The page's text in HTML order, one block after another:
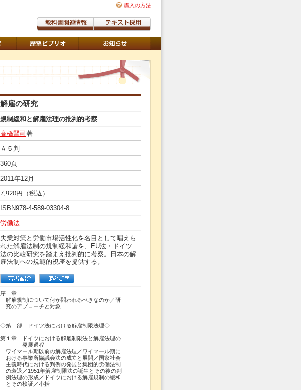
購入の方法
解雇の研究
規制緩和と解雇法理の批判的考察
高橋賢司 著
Ａ５判
360頁
2011年12月
7,920円（税込）
ISBN978-4-589-03304-8
労働法
失業対策と労働市場活性化を名目として唱えら
れた解雇法制の規制緩和論を、EU法・ドイツ
法の比較研究を踏まえ批判的に考察。日本の解
雇法制への規範的視座を提供する。
序 章
解雇規制について何が問われるべきなのか／研
究のアプローチと対象
◇第Ⅰ部 ドイツ法における解雇制限法理◇
第１章 ドイツにおける解雇制限法と解雇法理の
発展過程
ワイマール期以前の解雇法理／ワイマール期に
おける事業所協議会法の成立と展開／国家社会
主義時代における判例の発展と集団的労働法制
の衰退／1951年解雇制限法の誕生とその後の判
例法理の形成／ドイツにおける解雇規制の緩和
とその検証／小括